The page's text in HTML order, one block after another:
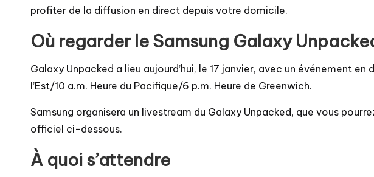
profiter de la diffusion en direct depuis votre domicile.
Où regarder le Samsung Galaxy
Galaxy Unpacked a lieu aujourd’hui, le 17 janvier, avec un événement
l’Est/10 a.m. Heure du Pacifique/6 p.m. Heure de Greenwich.
Samsung organisera un livestream du Galaxy Unpacked, que vous
officiel ci-dessous.
À quoi s’attendre